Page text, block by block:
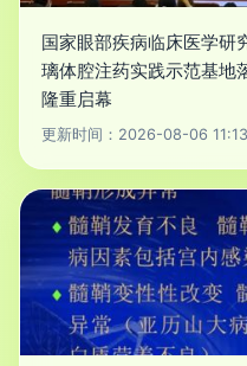
国家眼部疾病临床医学研
璃体腔注药实践示范基地
隆重启幕
更新时间：2026-08-06